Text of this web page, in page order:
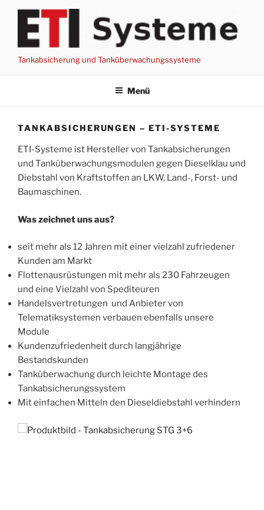
Zum
springen
Tankabsicherung und Tanküberwachungssysteme
Menü
TANKABSICHERUNGEN – ETI-SYSTEME
ETI-Systeme ist Hersteller von Tankabsicherungen
und Tanküberwachungsmodulen gegen Dieselklau und
Diebstahl von Kraftstoffen an LKW, Land-, Forst- und
Baumaschinen.
Was zeichnet uns aus?
seit mehr als 12 Jahren mit einer vielzahl zufriedener
Kunden am Markt
Flottenausrüstungen mit mehr als 230 Fahrzeugen
und eine Vielzahl von Spediteuren
Handelsvertretungen und Anbieter von
Telematiksystemen verbauen ebenfalls unsere
Module
Kundenzufriedenheit durch langjährige
Bestandskunden
Tanküberwachung durch leichte Montage des
Tankabsicherungssystem
Mit einfachen Mitteln den Dieseldiebstahl verhindern